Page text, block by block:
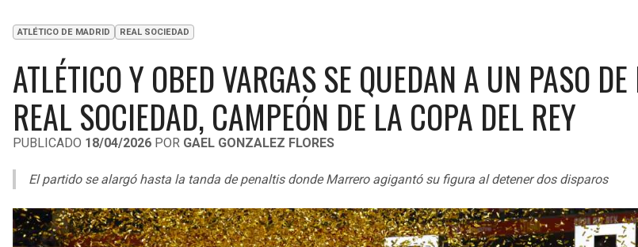
ATLÉTICO DE MADRID REAL SOCIEDAD
ATLÉTICO Y OBED VARGAS SE QUEDAN A UN PASO
REAL SOCIEDAD, CAMPEÓN DE LA COPA DEL REY
PUBLICADO 18/04/2026 POR GAEL GONZALEZ FLORES
El partido se alargó hasta la tanda de penaltis donde Marrero agigantó su figura al detener dos disparos